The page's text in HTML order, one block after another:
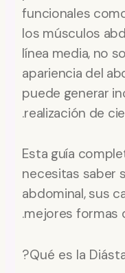
funcionales
los músculos
línea media, no
apariencia del
puede generar
realización de
Esta guía
necesitas saber
abdominal, sus
mejores formas